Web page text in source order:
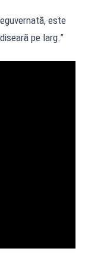
este
pe larg.”